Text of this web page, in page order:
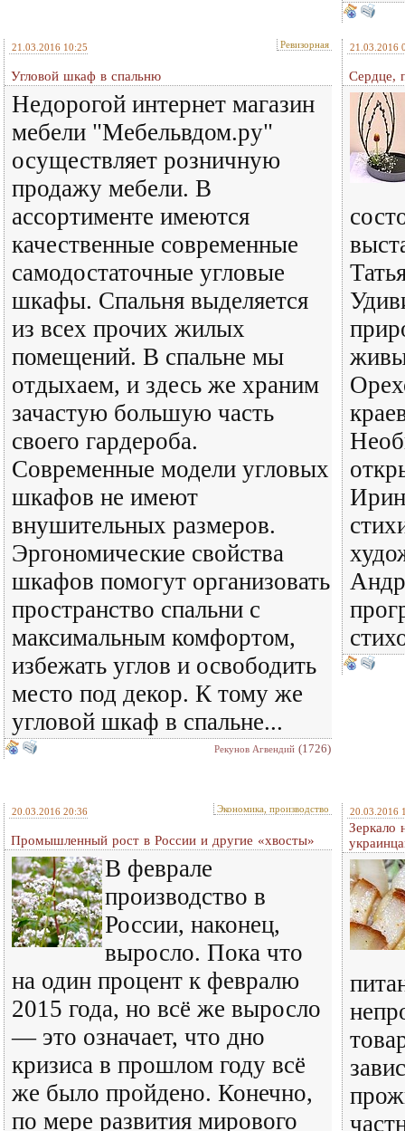
21.03.2016 10:25 Ревизорная
Угловой шкаф в спальню
Недорогой интернет магазин
мебели "Мебельвдом.ру"
осуществляет розничную
продажу мебели. В
ассортименте имеются
качественные современные
самодостаточные угловые
шкафы. Спальня выделяется
из всех прочих жилых
помещений. В спальне мы
отдыхаем, и здесь же храним
зачастую большую часть
своего гардероба.
Современные модели угловых
шкафов не имеют
внушительных размеров.
Эргономические свойства
шкафов помогут организовать
пространство спальни с
максимальным комфортом,
избежать углов и освободить
место под декор. К тому же
угловой шкаф в спальне...
Рекунов Агвендий (1726)
21.03.2016
Сердце,
20.03.2016 20:36 Экономика, производство
Промышленный рост в России и другие «хвосты»
В феврале
производство в
России, наконец,
выросло. Пока что
на один процент к февралю
2015 года, но всё же выросло
— это означает, что дно
кризиса в прошлом году всё
же было пройдено. Конечно,
по мере развития мирового
20.03.2016
Зеркало